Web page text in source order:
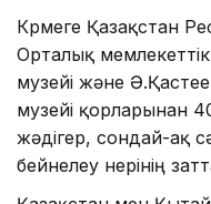
Көрмеге Қазақстан
Орталық
музейі және
музейі қорларынан
жәдігер, сондай-ақ
бейнелеу өнерінің